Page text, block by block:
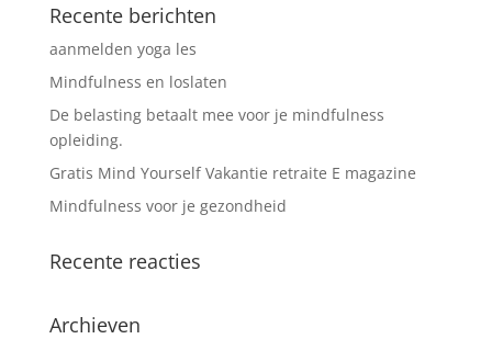
Recente berichten
aanmelden yoga les
Mindfulness en loslaten
De belasting betaalt mee voor je mindfulness
opleiding.
Gratis Mind Yourself Vakantie retraite E magazine
Mindfulness voor je gezondheid
Recente reacties
Archieven